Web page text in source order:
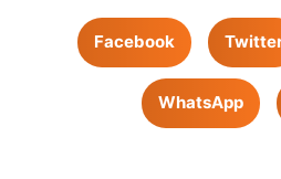
Facebook
WhatsApp